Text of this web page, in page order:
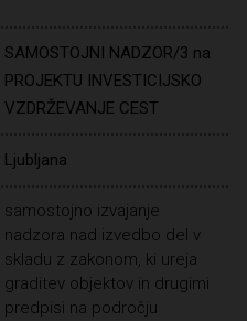
SAMOSTOJNI NADZOR/3 na
PROJEKTU INVESTICIJSKO
VZDRŽEVANJE CEST
Ljubljana
samostojno izvajanje
nadzora nad izvedbo del v
skladu z zakonom, ki ureja
graditev objektov in drugimi
predpisi na področju